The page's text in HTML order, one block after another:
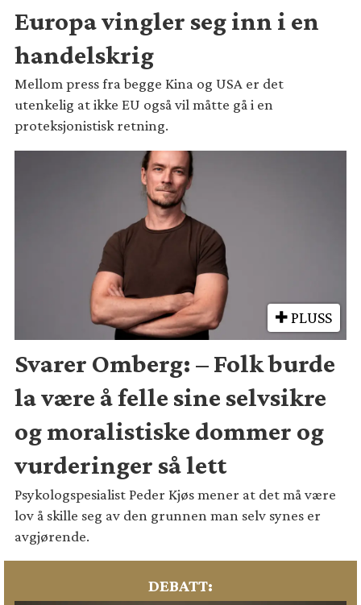
Europa vingler seg inn i en
handelskrig
Mellom press fra begge Kina og USA er det
utenkelig at ikke EU også vil måtte gå i en
proteksjonistisk retning.
PLUSS
Svarer Omberg: – Folk burde
la være å felle sine selvsikre
og moralistiske dommer og
vurderinger så lett
Psykologspesialist Peder Kjøs mener at det må være
lov å skille seg av den grunnen man selv synes er
avgjørende.
DEBATT: